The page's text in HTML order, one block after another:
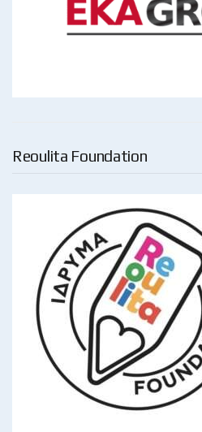
Reoulita Foundation